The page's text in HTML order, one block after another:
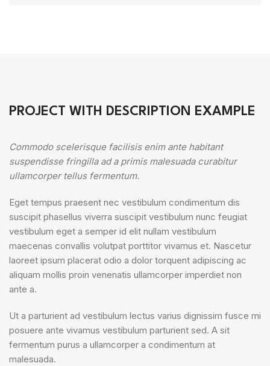
PROJECT WITH DESCRIPTION EXAMPLE
Commodo scelerisque facilisis enim ante habitant
suspendisse fringilla ad a primis malesuada curabitur
ullamcorper tellus fermentum.
Eget tempus praesent nec vestibulum condimentum dis
suscipit phasellus viverra suscipit vestibulum nunc feugiat
vestibulum eget a semper id elit nullam vestibulum
maecenas convallis volutpat porttitor vivamus et. Nascetur
laoreet ipsum placerat odio a dolor torquent adipiscing ac
aliquam mollis proin venenatis ullamcorper imperdiet non
ante a.
Ut a parturient ad vestibulum lectus varius dignissim fusce mi
posuere ante vivamus vestibulum parturient sed. A sit
fermentum purus a ullamcorper a condimentum at
malesuada.